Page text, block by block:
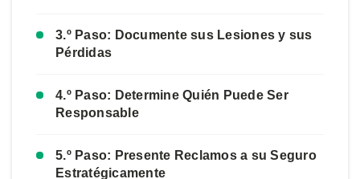
3.º Paso: Documente sus Lesiones y sus
Pérdidas
4.º Paso: Determine Quién Puede Ser
Responsable
5.º Paso: Presente Reclamos a su Seguro
Estratégicamente